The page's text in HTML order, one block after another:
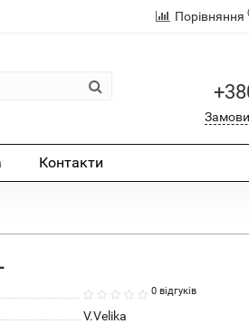
Порівняння
Контакти
0 відгуків
V.Velika